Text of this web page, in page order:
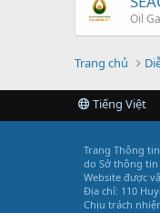
Oil
Trang chủ
Tiếng Việt
Trang Thông
do Sở thông tin
Website được
Địa chỉ: 110
Chịu trách